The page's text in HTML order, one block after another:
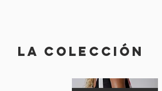
LA COLECCIÓN